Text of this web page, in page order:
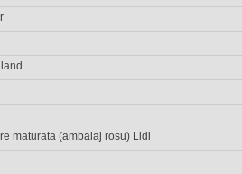
maturata (ambalaj rosu) Lidl